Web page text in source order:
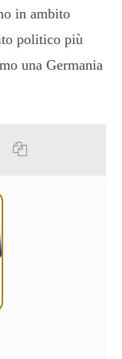
in ambito
politico più
una Germania